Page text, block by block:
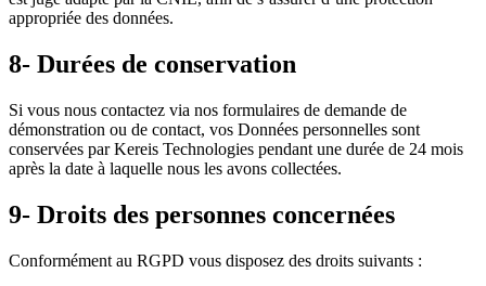
appropriée des données.
8- Durées de conservation
Si vous nous contactez via nos formulaires de demande de
démonstration ou de contact, vos Données personnelles sont
conservées par Kereis Technologies pendant une durée de 24 mois
après la date à laquelle nous les avons collectées.
9- Droits des personnes concernées
Conformément au RGPD vous disposez des droits suivants :